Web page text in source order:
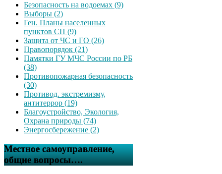
Безопасность на водоемах (9)
Выборы (2)
Ген. Планы населенных
пунктов СП (9)
Защита от ЧС и ГО (26)
Правопорядок (21)
Памятки ГУ МЧС России по РБ
(38)
Противопожарная безопасность
(30)
Противод. экстремизму,
антитеррор (19)
Благоустройство, Экология,
Охрана природы (74)
Энергосбережение (2)
Местное самоуправление,
общие вопросы….